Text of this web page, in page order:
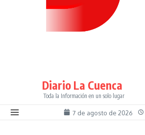
Diario La Cuenca
Toda la Información en un solo lugar
7 de agosto de 2026